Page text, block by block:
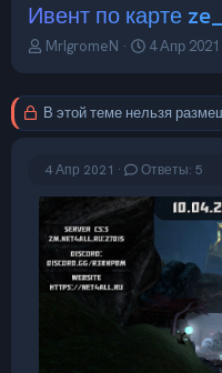
Ивент по карте
А
о
е
MrIgromeN
Д
ч
4 Апр 2021
В этой теме нельзя
4 Апр 2021 Ответы: 5